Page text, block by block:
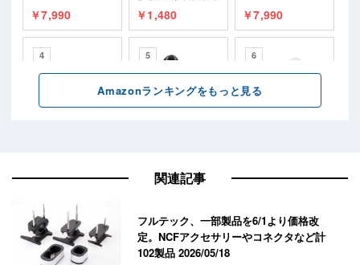
関連記事
フルテック、一部製品を6/1より価格改
定。NCFアクセサリーやコネクタなど計
102製品2026/05/18